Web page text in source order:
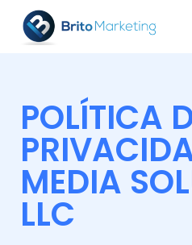
POLÍTICA
MEDIA
LLC